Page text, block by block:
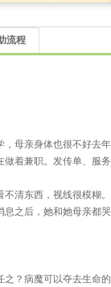
流程
母亲身体也很不好去
着兼职。发传单、服
清东西，视线很模糊
息之后，她和她母亲都
？病魔可以夺去生命